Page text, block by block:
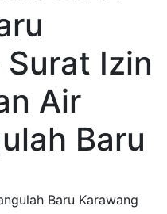
Izin
Air
Baru
Baru Karawang